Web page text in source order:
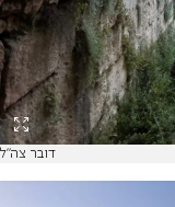
דובר צה"ל